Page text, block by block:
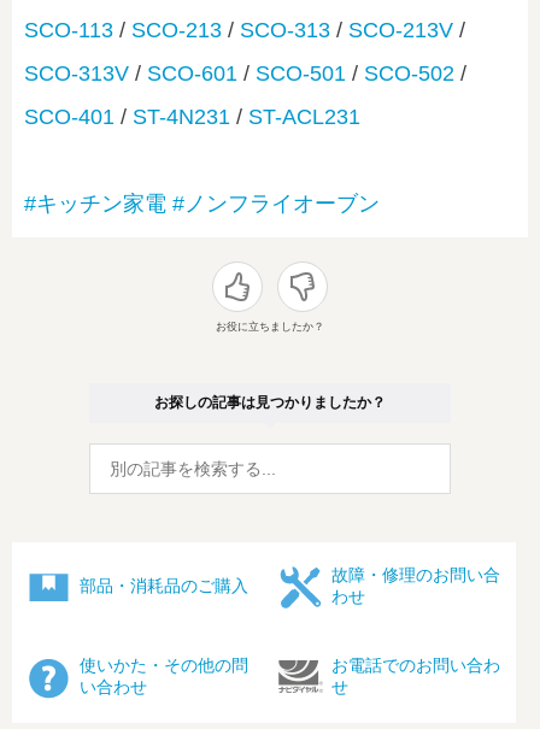
SCO-113 / SCO-213 / SCO-313 / SCO-213V /
SCO-313V / SCO-601 / SCO-501 / SCO-502 /
SCO-401 / ST-4N231 / ST-ACL231
#キッチン家電 #ノンフライオーブン
お役に立ちましたか？
お探しの記事は見つかりましたか？
部品・消耗品のご購入
故障・修理のお問い合
わせ
使いかた・その他の問
い合わせ
お電話でのお問い合わ
せ